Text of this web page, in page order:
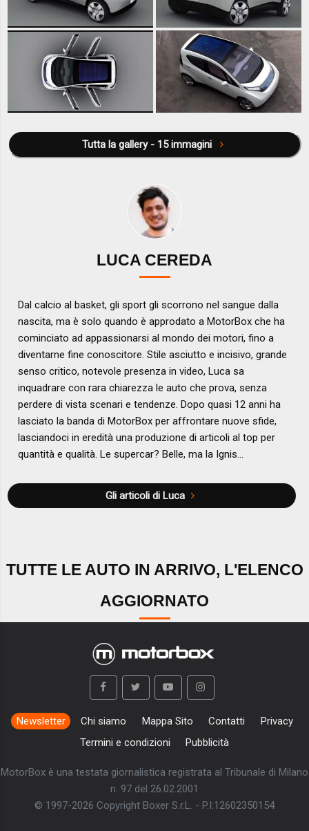
Tutta la gallery - 15 immagini
LUCA CEREDA
Dal calcio al basket, gli sport gli scorrono nel sangue dalla
nascita, ma è solo quando è approdato a MotorBox che ha
cominciato ad appassionarsi al mondo dei motori, fino a
diventarne fine conoscitore. Stile asciutto e incisivo, grande
senso critico, notevole presenza in video, Luca sa
inquadrare con rara chiarezza le auto che prova, senza
perdere di vista scenari e tendenze. Dopo quasi 12 anni ha
lasciato la banda di MotorBox per affrontare nuove sfide,
lasciandoci in eredità una produzione di articoli al top per
quantità e qualità. Le supercar? Belle, ma la Ignis...
Gli articoli di Luca
TUTTE LE AUTO IN ARRIVO, L'ELENCO
AGGIORNATO
Newsletter Chi siamo Mappa Sito Contatti
Privacy
Termini e condizioni
Pubblicità
MotorBox è una testata giornalistica registrata al Tribunale di Milano
n. 97 del 26.02.2001
© 1997-2026 Copyright Boxer S.r.L. - P.I:12602350154